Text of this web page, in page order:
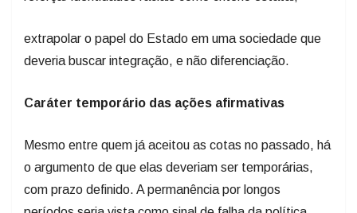
extrapolar o papel do Estado em uma sociedade que
deveria buscar integração, e não diferenciação.
Caráter temporário das ações afirmativas
Mesmo entre quem já aceitou as cotas no passado, há
o argumento de que elas deveriam ser temporárias,
com prazo definido. A permanência por longos